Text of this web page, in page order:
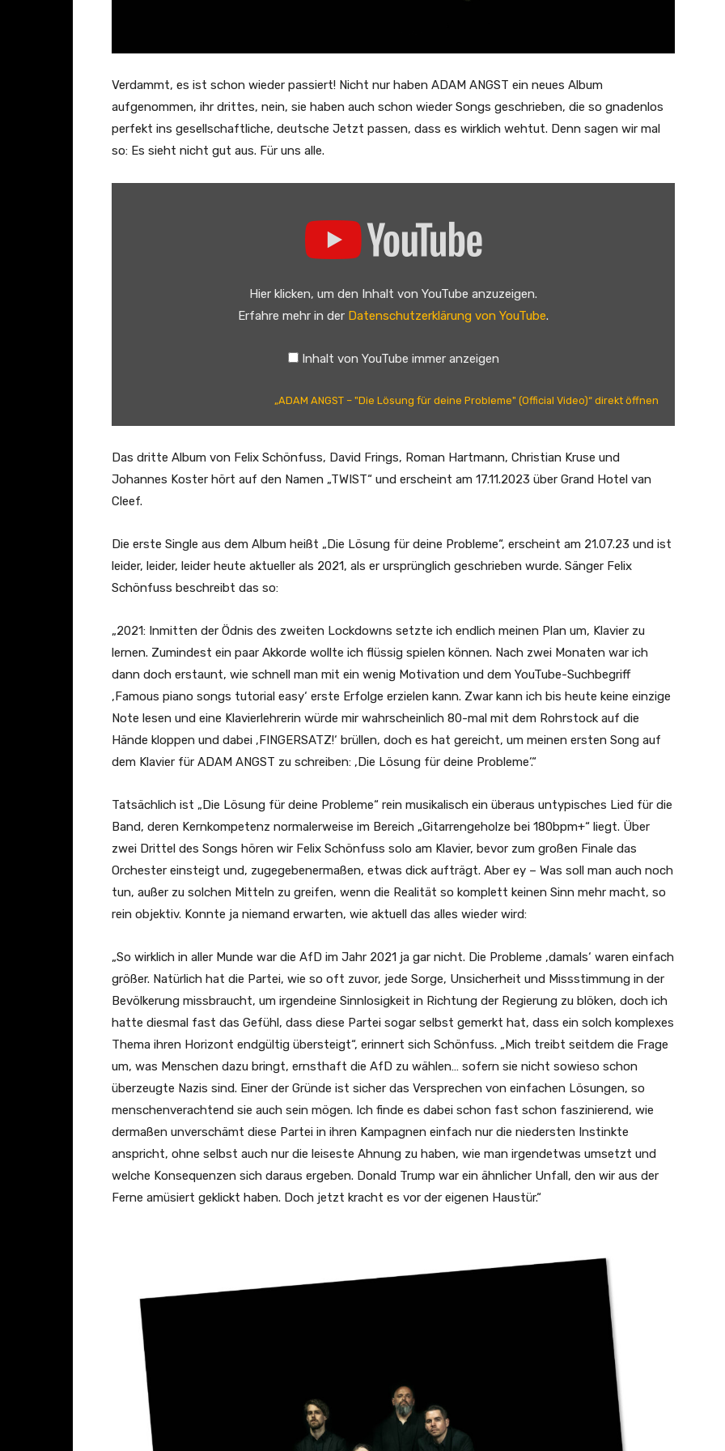
Verdammt, es ist schon wieder passiert! Nicht nur haben ADAM ANGST ein neues Album
aufgenommen, ihr drittes, nein, sie haben auch schon wieder Songs geschrieben, die so gnadenlos
perfekt ins gesellschaftliche, deutsche Jetzt passen, dass es wirklich wehtut. Denn sagen wir mal
so: Es sieht nicht gut aus. Für uns alle.
D
i
e
ö
s
u
g
f
ü
r
d
e
i
e
P
r
o
b
l
m
e
"
(
O
f
f
i
c
i
a
l
Hier klicken, um den Inhalt von YouTube anzuzeigen.
Erfahre mehr in der Datenschutzerklärung von YouTube.
Inhalt von YouTube immer anzeigen
„ADAM ANGST – "Die Lösung für deine Probleme" (Official Video)“ direkt öffnen
Das dritte Album von Felix Schönfuss, David Frings, Roman Hartmann, Christian Kruse und
Johannes Koster hört auf den Namen „TWIST“ und erscheint am 17.11.2023 über Grand Hotel van
Cleef.
Die erste Single aus dem Album heißt „Die Lösung für deine Probleme“, erscheint am 21.07.23 und ist
leider, leider, leider heute aktueller als 2021, als er ursprünglich geschrieben wurde. Sänger Felix
Schönfuss beschreibt das so:
„2021: Inmitten der Ödnis des zweiten Lockdowns setzte ich endlich meinen Plan um, Klavier zu
lernen. Zumindest ein paar Akkorde wollte ich flüssig spielen können. Nach zwei Monaten war ich
dann doch erstaunt, wie schnell man mit ein wenig Motivation und dem YouTube-Suchbegriff
‚Famous piano songs tutorial easy‘ erste Erfolge erzielen kann. Zwar kann ich bis heute keine einzige
Note lesen und eine Klavierlehrerin würde mir wahrscheinlich 80-mal mit dem Rohrstock auf die
Hände kloppen und dabei ‚FINGERSATZ!‘ brüllen, doch es hat gereicht, um meinen ersten Song auf
dem Klavier für ADAM ANGST zu schreiben: ‚Die Lösung für deine Probleme‘.“
Tatsächlich ist „Die Lösung für deine Probleme“ rein musikalisch ein überaus untypisches Lied für die
Band, deren Kernkompetenz normalerweise im Bereich „Gitarrengeholze bei 180bpm+“ liegt. Über
zwei Drittel des Songs hören wir Felix Schönfuss solo am Klavier, bevor zum großen Finale das
Orchester einsteigt und, zugegebenermaßen, etwas dick aufträgt. Aber ey – Was soll man auch noch
tun, außer zu solchen Mitteln zu greifen, wenn die Realität so komplett keinen Sinn mehr macht, so
rein objektiv. Konnte ja niemand erwarten, wie aktuell das alles wieder wird:
„So wirklich in aller Munde war die AfD im Jahr 2021 ja gar nicht. Die Probleme ‚damals‘ waren einfach
größer. Natürlich hat die Partei, wie so oft zuvor, jede Sorge, Unsicherheit und Missstimmung in der
Bevölkerung missbraucht, um irgendeine Sinnlosigkeit in Richtung der Regierung zu blöken, doch ich
hatte diesmal fast das Gefühl, dass diese Partei sogar selbst gemerkt hat, dass ein solch komplexes
Thema ihren Horizont endgültig übersteigt“, erinnert sich Schönfuss. „Mich treibt seitdem die Frage
um, was Menschen dazu bringt, ernsthaft die AfD zu wählen… sofern sie nicht sowieso schon
überzeugte Nazis sind. Einer der Gründe ist sicher das Versprechen von einfachen Lösungen, so
menschenverachtend sie auch sein mögen. Ich finde es dabei schon fast schon faszinierend, wie
dermaßen unverschämt diese Partei in ihren Kampagnen einfach nur die niedersten Instinkte
anspricht, ohne selbst auch nur die leiseste Ahnung zu haben, wie man irgendetwas umsetzt und
welche Konsequenzen sich daraus ergeben. Donald Trump war ein ähnlicher Unfall, den wir aus der
Ferne amüsiert geklickt haben. Doch jetzt kracht es vor der eigenen Haustür.“